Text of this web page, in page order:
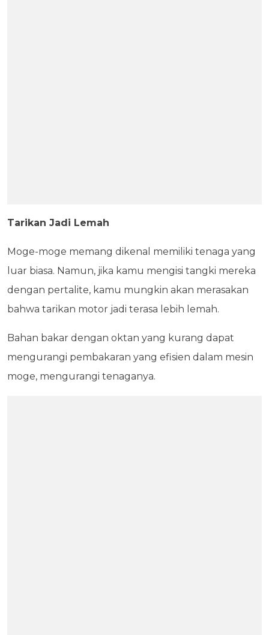
Tarikan Jadi Lemah
Moge-moge memang dikenal memiliki tenaga yang
luar biasa. Namun, jika kamu mengisi tangki mereka
dengan pertalite, kamu mungkin akan merasakan
bahwa tarikan motor jadi terasa lebih lemah.
Bahan bakar dengan oktan yang kurang dapat
mengurangi pembakaran yang efisien dalam mesin
moge, mengurangi tenaganya.